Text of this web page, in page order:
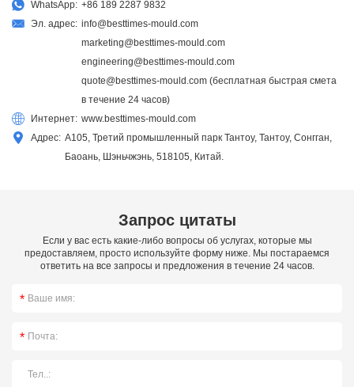
WhatsApp: +86 189 2287 9832
Эл. адрес: info@besttimes-mould.com
marketing@besttimes-mould.com
engineering@besttimes-mould.com
quote@besttimes-mould.com (бесплатная быстрая смета
в течение 24 часов)
Интернет: www.besttimes-mould.com
Адрес: A105, Третий промышленный парк Тантоу, Тантоу, Сонгган,
Баоань, Шэньчжэнь, 518105, Китай.
Запрос цитаты
Если у вас есть какие-либо вопросы об услугах, которые мы
предоставляем, просто используйте форму ниже. Мы постараемся
ответить на все запросы и предложения в течение 24 часов.